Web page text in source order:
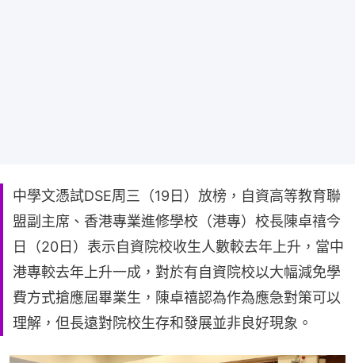
中學文憑試DSE周三（19日）放榜，自資高等教育聯
盟副主席、香港專業進修學校（港專）校長陳卓禧今
日（20日）表示自資院校收生人數較去年上升，當中
港專較去年上升一成，對於有自資院校以大幅減免學
費方式搶應屆畢業生，陳卓禧認為作為應急對策可以
理解，但長遠對院校生存和發展並非良好現象。